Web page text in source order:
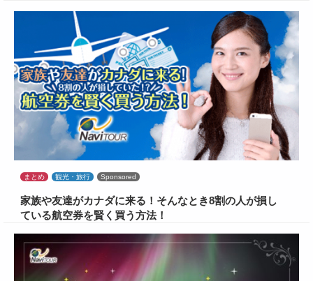
まとめ 観光・旅行 Sponsored
家族や友達がカナダに来る！そんなとき8割の人が損し
ている航空券を賢く買う方法！